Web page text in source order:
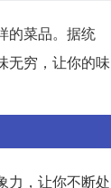
的菜品。据统
无穷，让你的味
力，让你不断处